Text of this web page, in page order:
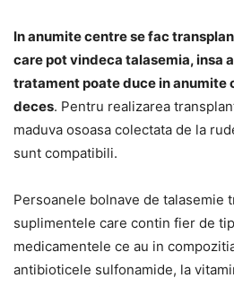
In anumite centre se fac
care pot vindeca talasemia, insa
tratament poate duce in anumite
deces. Pentru realizarea
maduva osoasa colectata de la
sunt compatibili.
Persoanele bolnave de talasemie
suplimentele care contin fier de
medicamentele ce au in
antibioticele sulfonamide, la